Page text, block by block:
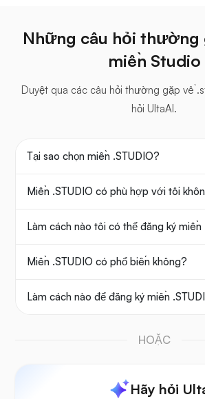
Những câu hỏi thường
miền Studio
Duyệt qua các câu hỏi thường gặp về
hỏi UltaAI.
Tại sao chọn miền .STUDIO?
Miền .STUDIO có phù hợp với tôi
Làm cách nào tôi có thể đăng ký miền
Miền .STUDIO có phổ biến không?
Làm cách nào để đăng ký miền
HOẶC
Hãy hỏi